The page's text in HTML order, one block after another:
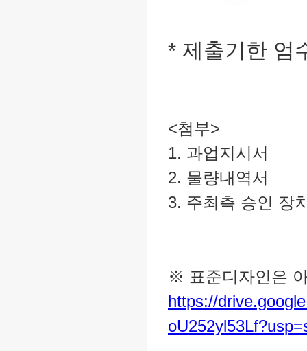
* 제출기한 엄
<첨부>
1. 과업지시서
2. 물량내역서
3. 주최측 승인 장
※ 표준디자인은
https://